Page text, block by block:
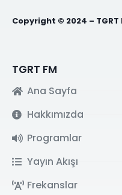
Copyright © 2024 – TGRT
TGRT FM
Ana Sayfa
Hakkımızda
Programlar
Yayın Akışı
Frekanslar